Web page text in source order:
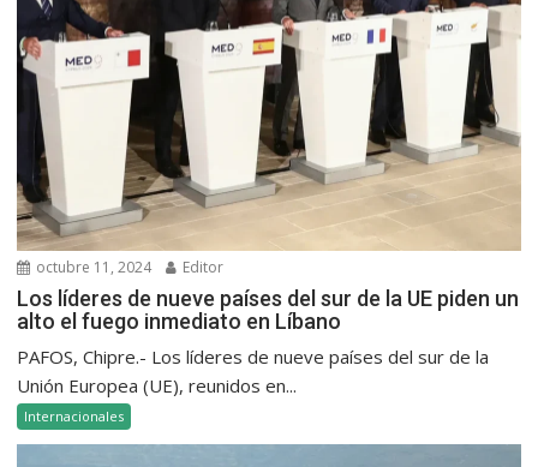
octubre 11, 2024 Editor
Los líderes de nueve países del sur de la UE piden un
alto el fuego inmediato en Líbano
PAFOS, Chipre.- Los líderes de nueve países del sur de la
Unión Europea (UE), reunidos en...
Internacionales